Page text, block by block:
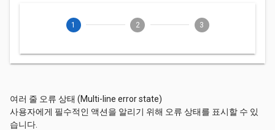
1 2 3
여러 줄 오류 상태 (Multi-line error state)
사용자에게 필수적인 액션을 알리기 위해 오류 상태를 표시할 수 있
습니다.